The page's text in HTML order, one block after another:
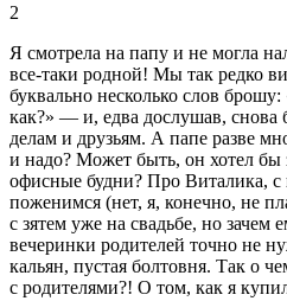
2
Я смотрела на папу и не могла
все-таки родной! Мы так редко
буквально несколько слов
как?» — и, едва дослушав, снова
делам и друзьям. А папе разве
и надо? Может быть, он хотел бы
офисные будни? Про Виталика,
поженимся (нет, я, конечно, не
с зятем уже на свадьбе, но зачем
вечеринки родителей точно не
кальян, пустая болтовня. Так о
с родителями?! О том, как я